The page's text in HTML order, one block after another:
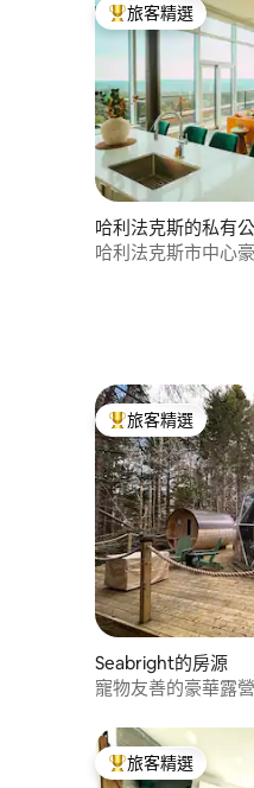
旅客精選榜首
旅客精選
哈利法克斯的私有
旅客精選榜首
旅客精選
Seabright的房源
寵物友善的豪華露
旅客精選榜首
旅客精選